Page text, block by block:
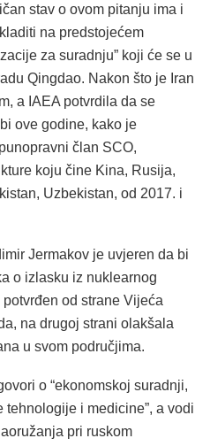
stav o ovom pitanju ima i
na predstojećem
za suradnju” koji će se u
Qingdao. Nakon što je Iran
a IAEA potvrdila da se
ove godine, kako je
član SCO,
koju čine Kina, Rusija,
Uzbekistan, od 2017. i
Jermakov je uvjeren da bi
o izlasku iz nuklearnog
od strane Vijeća
na drugoj strani olakšala
u svom područjima.
o “ekonomskoj suradnji,
tehnologije i medicine”, a vodi
pri ruskom